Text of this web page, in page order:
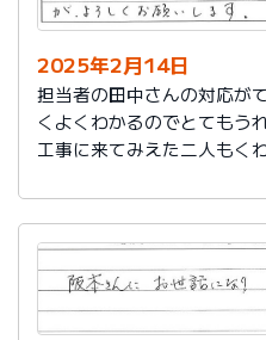
2025年2月14日
担当者の田中さんの対応が
くよくわかるのでとてもう
工事に来てみえた二人もく
今後ともいろいろお世話に
します。